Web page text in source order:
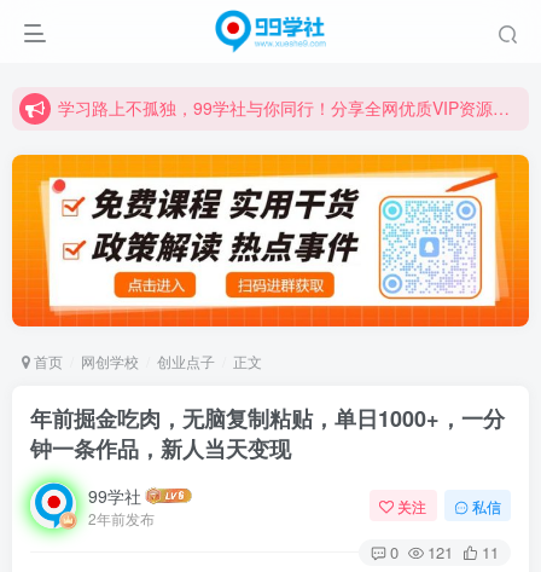
诚挚邀请您成为99学社的一员，我们携手共进！
诚挚邀请您成为99学社的一员，我们携手共进！
学习路上不孤独，99学社与你同行！分享全网优质VIP资源，炒股教程、创业教程、网络营销教程、自媒体短视频教程等，长期更新各大精品创业项目！
首页 网创学校 创业点子 正文
年前掘金吃肉，无脑复制粘贴，单日1000+，一分
钟一条作品，新人当天变现
99学社
2年前发布
关注 私信
0 121 11